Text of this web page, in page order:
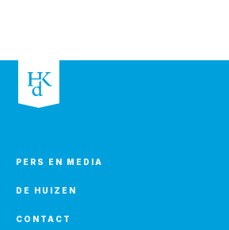
PERS EN MEDIA
DE HUIZEN
CONTACT